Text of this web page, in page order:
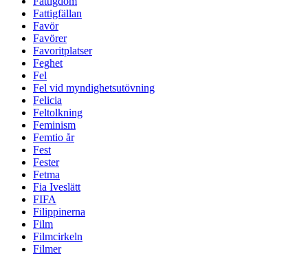
Fattigfällan
Favör
Favörer
Favoritplatser
Feghet
Fel
Fel vid myndighetsutövning
Felicia
Feltolkning
Feminism
Femtio år
Fest
Fester
Fetma
Fia Iveslätt
FIFA
Filippinerna
Film
Filmcirkeln
Filmer